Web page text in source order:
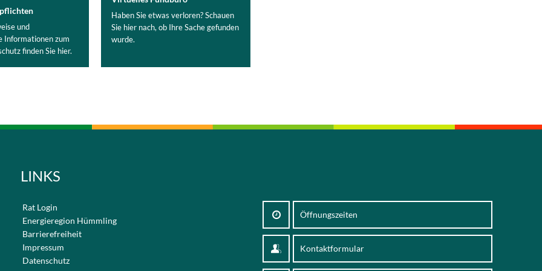
und
Informationen zum
finden Sie hier.
Haben Sie etwas verloren? Schauen
Sie hier nach, ob Ihre Sache gefunden
wurde.
LINKS
Rat Login
Energieregion Hümmling
Barrierefreiheit
Impressum
Datenschutz
Öffnungszeiten
Kontaktformular